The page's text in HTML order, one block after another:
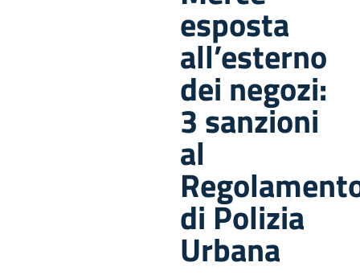
esposta
all’esterno
dei negozi:
3 sanzioni
al
di Polizia
Urbana